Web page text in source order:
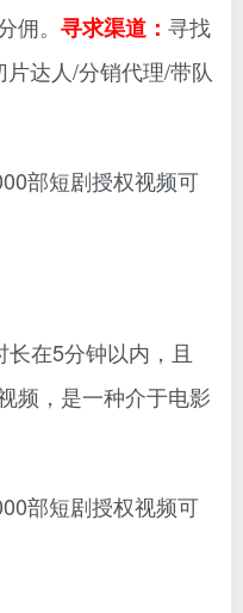
。 寻求渠道： 寻找
达人/分销代理/带队
在5分钟以内，且
频，是一种介于电影